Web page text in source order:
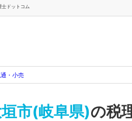
士ドットコム
・小売
市(岐阜県)の税